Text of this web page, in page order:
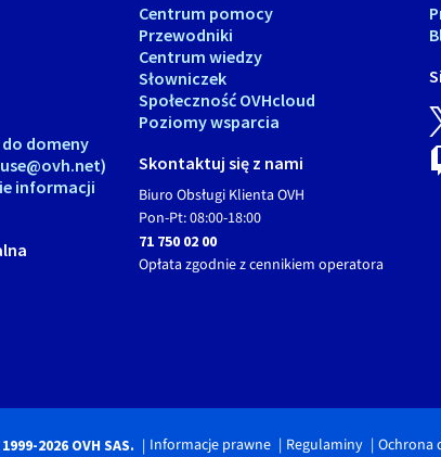
domeny
informacji
Centrum pomocy
Przewodniki
Centrum wiedzy
Słowniczek
Społeczność OVHcloud
Poziomy wsparcia
Skontaktuj się z nami
Biuro Obsługi Klienta OVH
Pon-Pt: 08:00-18:00
71 750 02 00
Opłata zgodnie z cennikiem operatora
2026 OVH SAS. Informacje prawne Regulaminy Ochrona